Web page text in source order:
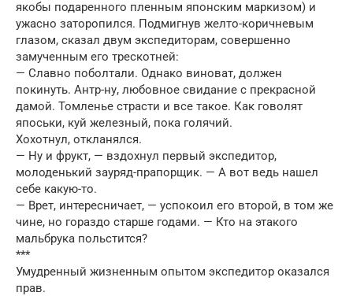
якобы подаренного пленным японским маркизом) и
ужасно заторопился. Подмигнув желто-коричневым
глазом, сказал двум экспедиторам, совершенно
замученным его трескотней:
— Славно поболтали. Однако виноват, должен
покинуть. Антр-ну, любовное свидание с прекрасной
дамой. Томленье страсти и все такое. Как говолят
япоськи, куй железный, пока голячий.
Хохотнул, откланялся.
— Ну и фрукт, — вздохнул первый экспедитор,
молоденький зауряд-прапорщик. — А вот ведь нашел
себе какую-то.
— Врет, интересничает, — успокоил его второй, в том же
чине, но гораздо старше годами. — Кто на этакого
мальбрука польстится?
***
Умудренный жизненным опытом экспедитор оказался
прав.